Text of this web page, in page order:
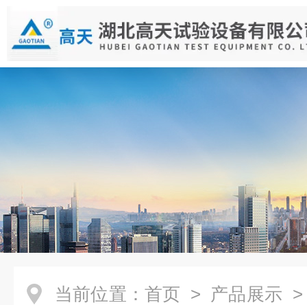
当前位置： 首页 > 产品展示